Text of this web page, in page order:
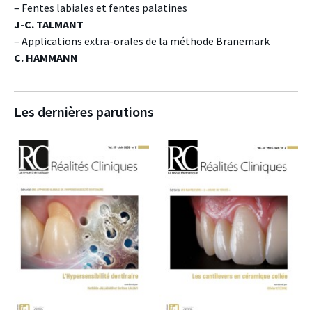
– Fentes labiales et fentes palatines
J-C. TALMANT
– Applications extra-orales de la méthode Branemark
C. HAMMANN
Les dernières parutions